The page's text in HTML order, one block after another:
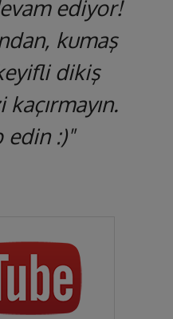
ediyor!
kumaş
dikiş
edin :)"